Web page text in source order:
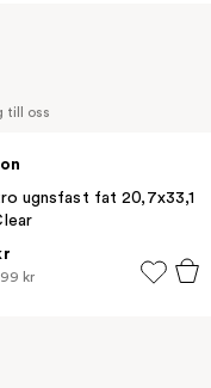
till oss
ugnsfast fat 20,7x33,1
kr